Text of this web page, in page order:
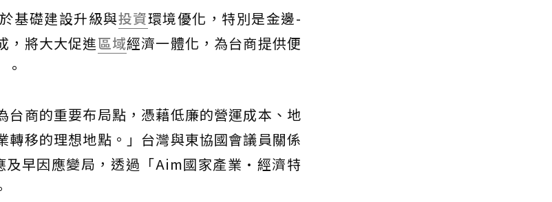
基礎建設升級與投資環境優化，特別是金邊-
，將大大促進區域經濟一體化，為台商提供便
台商的重要布局點，憑藉低廉的營運成本、地
移的理想地點。」台灣與東協國會議員關係
及早因應變局，透過「Aim國家產業•經濟特